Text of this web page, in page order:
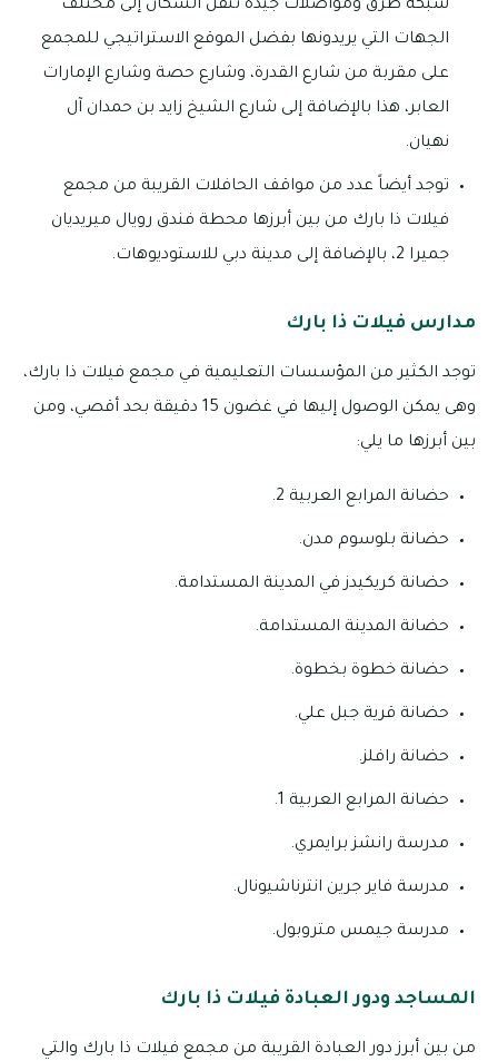
شبكة طرق ومواصلات جيدة تنقل السكان إلى مختلف
الجهات التي يريدونها بفضل الموقع الاستراتيجي للمجمع
على مقربة من شارع القدرة، وشارع حصة وشارع الإمارات
العابر، هذا بالإضافة إلى شارع الشيخ زايد بن حمدان آل
نهيان.
توجد أيضاً عدد من مواقف الحافلات القريبة من مجمع
فيلات ذا بارك من بين أبرزها محطة فندق رويال ميريديان
جميرا 2، بالإضافة إلى مدينة دبي للاستوديوهات.
مدارس فيلات ذا بارك
توجد الكثير من المؤسسات التعليمية في مجمع فيلات ذا بارك،
وهى يمكن الوصول إليها في غضون 15 دقيقة بحد أقصي، ومن
بين أبرزها ما يلي:
حضانة المرابع العربية 2.
حضانة بلوسوم مدن.
حضانة كريكيدز في المدينة المستدامة.
حضانة المدينة المستدامة.
حضانة خطوة بخطوة.
حضانة قرية جبل علي.
حضانة رافلز.
حضانة المرابع العربية 1.
مدرسة رانشز برايمري.
مدرسة فاير جرين انترناشيونال.
مدرسة جيمس متروبول.
المساجد ودور العبادة فيلات ذا بارك
من بين أبرز دور العبادة القريبة من مجمع فيلات ذا بارك والتي